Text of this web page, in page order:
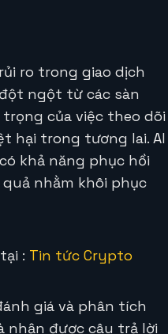
ro trong giao dịch
ngột từ các sàn
của việc theo dõi
hại trong tương lai. AI
khả năng phục hồi
nhằm khôi phục
: Tin tức Crypto
giá và phân tích
nhận được câu trả lời